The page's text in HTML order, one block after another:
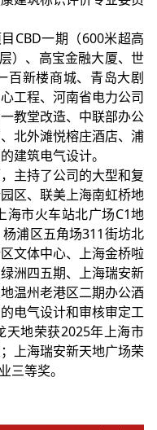
CBD一期（600米超高
）、高宝金融大厦、世
百新楼商城、青岛大剧
工程、河南省电力公司
教堂改造、中联部办公
北外滩悦榕庄酒店、浦
建筑电气设计。
主持了公司的大型和复
区、联美上海南虹桥地
海市火车站北广场C1地
浦区五角场311街坊北
文体中心、上海金桥啦
洲四五期、上海瑞安新
温州老港区二期办公酒
电气设计和审核审定工
天地荣获2025年上海市
上海瑞安新天地广场荣
三等奖。